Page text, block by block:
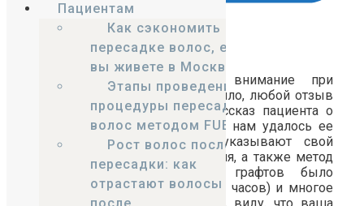
На что следует обратить внимание при
прочтении отзывов? Как правило, любой отзыв
— это небольшая история, рассказ пациента о
своей проблеме, и о том, как нам удалось ее
решить. Многие пациенты указывают свой
возраст, пол, стадию облысения, а также метод
пересадки волос (сколько графтов было
пересажено за раз, за сколько часов) и многое
Пациентам
Как сэкономить на
пересадке волос, если
вы живете в Москве?
Этапы проведения
процедуры пересадки
волос методом FUE
Рост волос после
пересадки: как
отрастают волосы